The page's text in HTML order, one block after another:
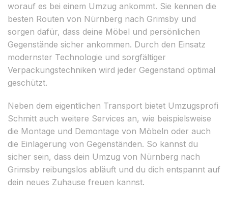
worauf es bei einem Umzug ankommt. Sie kennen die
besten Routen von Nürnberg nach Grimsby und
sorgen dafür, dass deine Möbel und persönlichen
Gegenstände sicher ankommen. Durch den Einsatz
modernster Technologie und sorgfältiger
Verpackungstechniken wird jeder Gegenstand optimal
geschützt.
Neben dem eigentlichen Transport bietet Umzugsprofi
Schmitt auch weitere Services an, wie beispielsweise
die Montage und Demontage von Möbeln oder auch
die Einlagerung von Gegenständen. So kannst du
sicher sein, dass dein Umzug von Nürnberg nach
Grimsby reibungslos abläuft und du dich entspannt auf
dein neues Zuhause freuen kannst.